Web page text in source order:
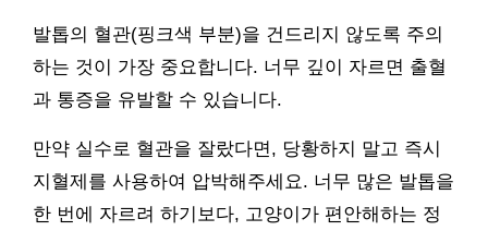
발톱의 혈관(핑크색 부분)을 건드리지 않도록 주의
하는 것이 가장 중요합니다. 너무 깊이 자르면 출혈
과 통증을 유발할 수 있습니다.
만약 실수로 혈관을 잘랐다면, 당황하지 말고 즉시
지혈제를 사용하여 압박해주세요. 너무 많은 발톱을
한 번에 자르려 하기보다, 고양이가 편안해하는 정